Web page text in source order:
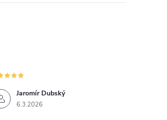
Jaromír Dubský
6.3.2026